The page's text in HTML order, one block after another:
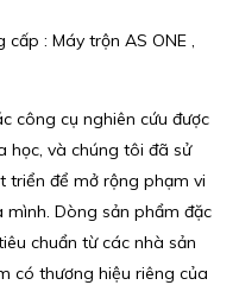
: Máy trộn AS ONE ,
công cụ nghiên cứu được
học, và chúng tôi đã sử
triển để mở rộng phạm vi
Dòng sản phẩm đặc
chuẩn từ các nhà sản
có thương hiệu riêng của